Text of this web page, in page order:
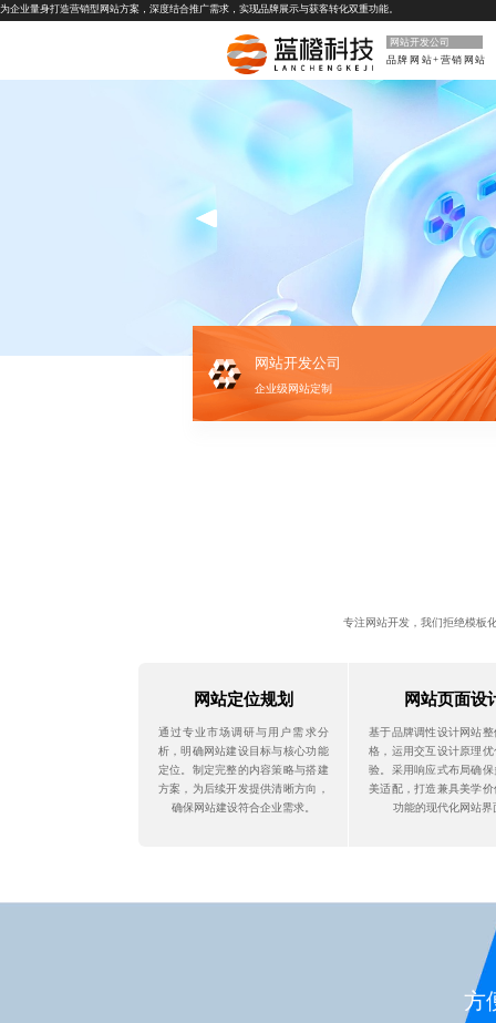
为企业量身打造营销型网站方案，深度结合推广需求，实现品牌展示与获客转化双重功能。
网站开发公司
品牌网站+营销网站
网站开发公司
企业级网站定制
专注网站开发，我们拒绝模板
网站定位规划
通过专业市场调研与用户需求分
析，明确网站建设目标与核心功能
定位。制定完整的内容策略与搭建
方案，为后续开发提供清晰方向，
确保网站建设符合企业需求。
网站页面设
基于品牌调性设计网站整
格，运用交互设计原理优
验。采用响应式布局确保
美适配，打造兼具美学价
功能的现代化网站界
方